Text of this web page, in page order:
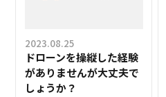
2023.08.25
ドローンを操縦した経験
がありませんが大丈夫で
しょうか？